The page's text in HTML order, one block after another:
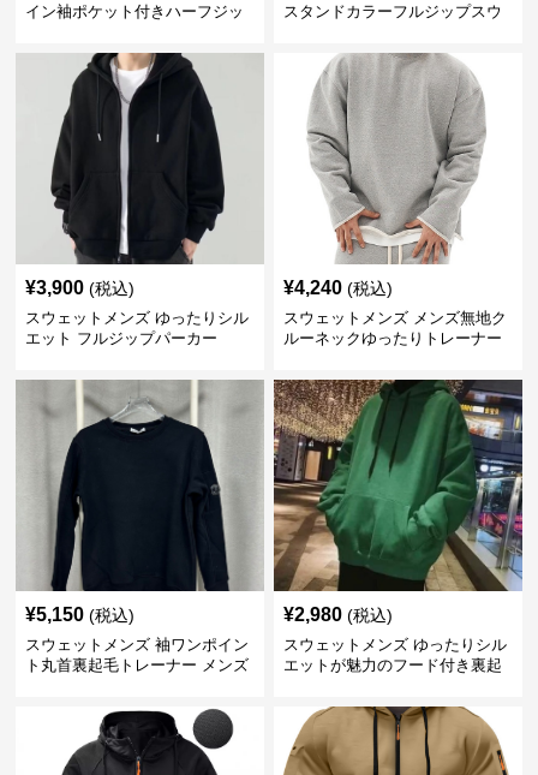
イン袖ポケット付きハーフジッ
スタンドカラーフルジップスウ
¥3,900 (税込)
スウェットメンズ ゆったりシル
エット フルジップパーカー
¥4,240 (税込)
スウェットメンズ メンズ無地ク
ルーネックゆったりトレーナー
¥5,150 (税込)
スウェットメンズ 袖ワンポイン
ト丸首裏起毛トレーナー メンズ
¥2,980 (税込)
スウェットメンズ ゆったりシル
エットが魅力のフード付き裏起